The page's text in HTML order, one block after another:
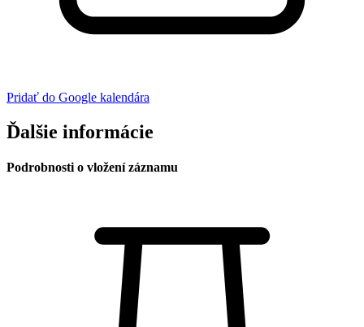
Pridať do Google kalendára
Ďalšie informácie
Podrobnosti o vložení záznamu